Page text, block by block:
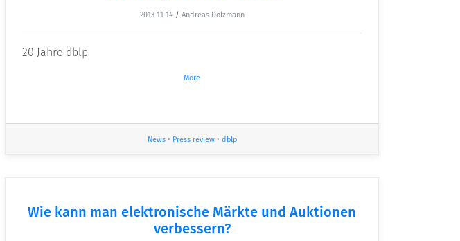
2013-11-14 / Andreas Dolzmann
20 Jahre dblp
More
News• Press review• dblp
Wie kann man elektronische Märkte und Auktionen
verbessern?